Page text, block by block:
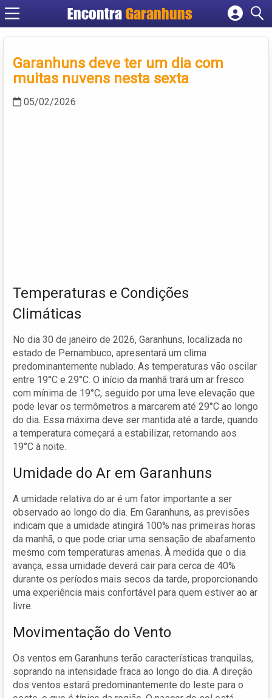
EncontraGaranhuns
Cadastrar empresa
Criar conta
Garanhuns deve ter um dia com
muitas nuvens nesta sexta
05/02/2026
Temperaturas e Condições
Climáticas
No dia 30 de janeiro de 2026, Garanhuns, localizada no
estado de Pernambuco, apresentará um clima
predominantemente nublado. As temperaturas vão oscilar
entre 19°C e 29°C. O início da manhã trará um ar fresco
com mínima de 19°C, seguido por uma leve elevação que
pode levar os termômetros a marcarem até 29°C ao longo
do dia. Essa máxima deve ser mantida até a tarde, quando
a temperatura começará a estabilizar, retornando aos
19°C à noite.
Umidade do Ar em Garanhuns
A umidade relativa do ar é um fator importante a ser
observado ao longo do dia. Em Garanhuns, as previsões
indicam que a umidade atingirá 100% nas primeiras horas
da manhã, o que pode criar uma sensação de abafamento
mesmo com temperaturas amenas. À medida que o dia
avança, essa umidade deverá cair para cerca de 40%
durante os períodos mais secos da tarde, proporcionando
uma experiência mais confortável para quem estiver ao ar
livre.
Movimentação do Vento
Os ventos em Garanhuns terão características tranquilas,
soprando na intensidade fraca ao longo do dia. A direção
dos ventos estará predominantemente do leste para o